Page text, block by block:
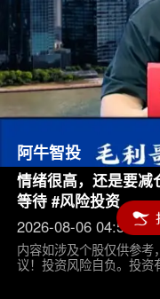
阿牛智投
情绪很高，还是要减
等待 #风险投资
2026-08-06 04:55
内容如涉及个股仅供参考
议！投资风险自负。投资